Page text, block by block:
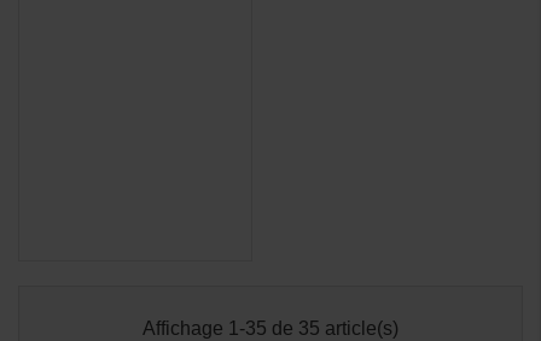
Affichage 1-35 de 35 article(s)